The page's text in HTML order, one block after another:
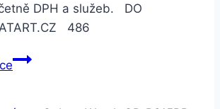
DPH a služeb. DO
486
Samsung